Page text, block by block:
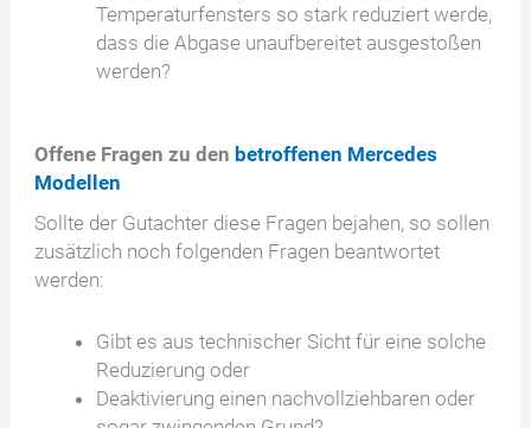
Temperaturfensters so stark reduziert werde,
dass die Abgase unaufbereitet ausgestoßen
werden?
Offene Fragen zu den betroffenen Mercedes
Modellen
Sollte der Gutachter diese Fragen bejahen, so sollen
zusätzlich noch folgenden Fragen beantwortet
werden:
Gibt es aus technischer Sicht für eine solche
Reduzierung oder
Deaktivierung einen nachvollziehbaren oder